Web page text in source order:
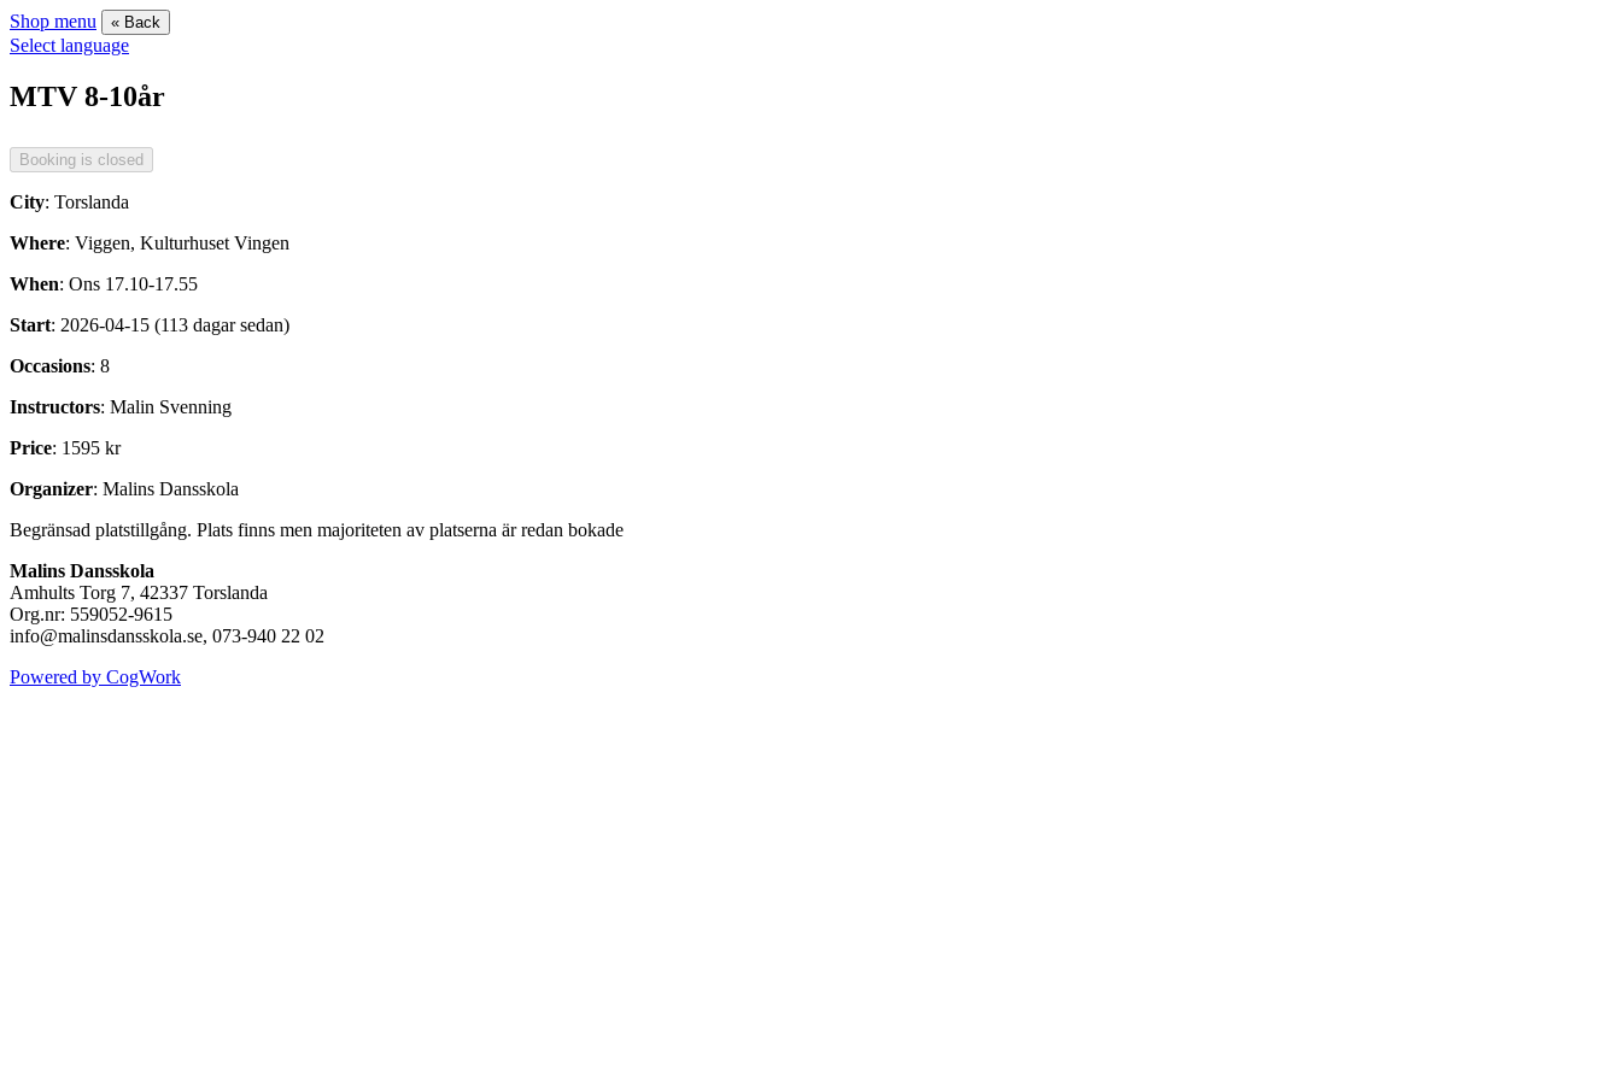
Shop menu « Back
Select language
MTV 8-10år
City: Torslanda
Where: Viggen, Kulturhuset Vingen
When: Ons 17.10-17.55
Start: 2026-04-15 (113 dagar sedan)
Occasions: 8
Instructors: Malin Svenning
Price: 1595 kr
Organizer: Malins Dansskola
Begränsad platstillgång. Plats finns men majoriteten av platserna är redan bokade
Malins Dansskola
Amhults Torg 7, 42337 Torslanda
Org.nr: 559052-9615
info@malinsdansskola.se, 073-940 22 02
Powered by CogWork